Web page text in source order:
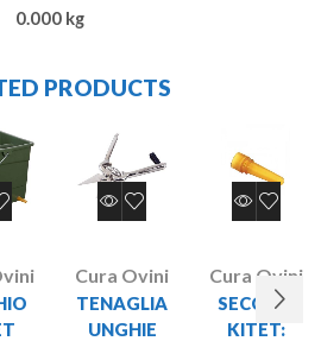
0.000 kg
PRODUCTS
Cura Ovini
TENAGLIA
UNGHIE
Cura Ovini
SECCHIO
KITET: